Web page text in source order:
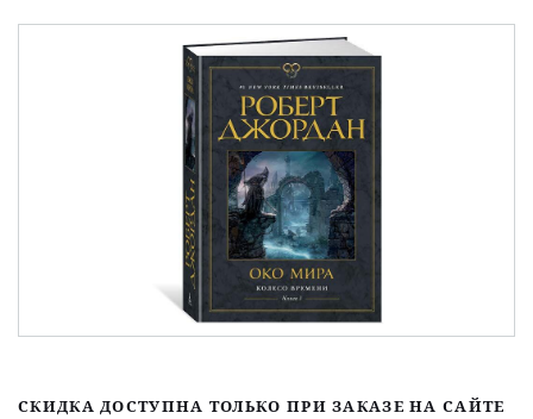
СКИДКА ДОСТУПНА ТОЛЬКО ПРИ ЗАКАЗЕ НА САЙТЕ